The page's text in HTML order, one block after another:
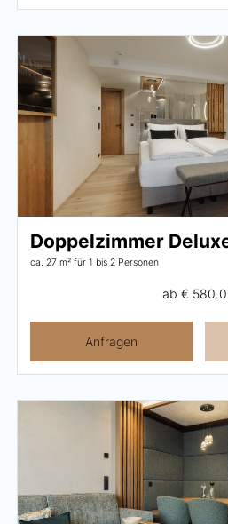
Pachmair 1453
Gastgeber
Urlaub mit Kindern
Nachhaltigkeit
Lage & Anreise
FAQs
Doppelzimmer
ca. 27 m² für 1 bis 2 Personen
ab €
Anfragen